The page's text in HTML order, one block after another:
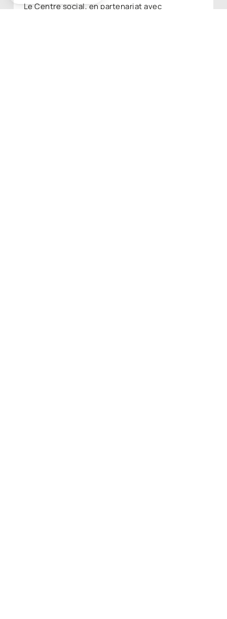
Le Centre social, en partenariat avec